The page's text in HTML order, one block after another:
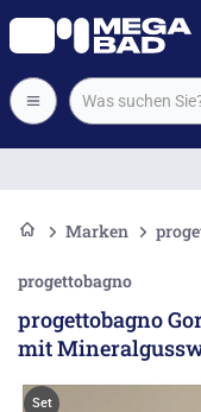
Marken
progettobagno
progettobagno
mit
Set